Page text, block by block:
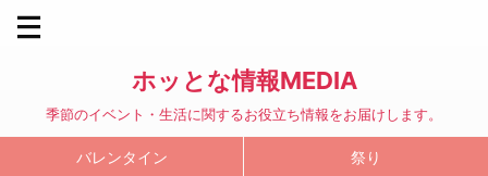
ホッとな情報MEDIA
季節のイベント・生活に関するお役立ち情報をお届けします。
バレンタイン 祭り